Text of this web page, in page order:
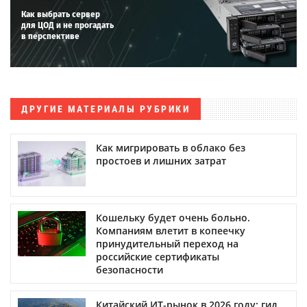
Как выбрать сервер
для ЦОД и не прогадать
в перспективе
ДРУГИЕ МАТЕРИАЛЫ РУБРИКИ
Как мигрировать в облако без
простоев и лишних затрат
Кошельку будет очень больно.
Компаниям влетит в копеечку
принудительный переход на
российские сертификаты
безопасности